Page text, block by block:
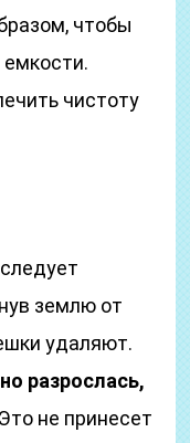
чтобы
чистоту
землю от
удаляют.
разрослась,
Это не принесет